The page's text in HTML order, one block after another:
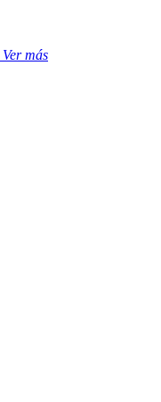
Ver más